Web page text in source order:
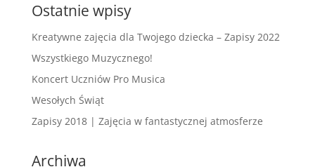
Ostatnie wpisy
Kreatywne zajęcia dla Twojego dziecka – Zapisy 2022
Wszystkiego Muzycznego!
Koncert Uczniów Pro Musica
Wesołych Świąt
Zapisy 2018 | Zajęcia w fantastycznej atmosferze
Archiwa